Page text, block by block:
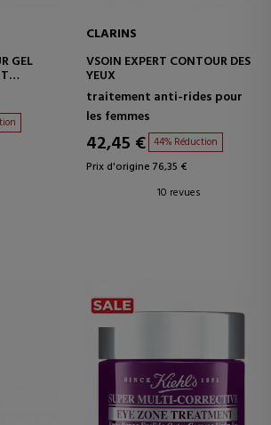
GEL
CLARINS
VSOIN EXPERT CONTOUR DES
YEUX
traitement anti-rides pour
les femmes
42,45 € 44% Réduction
Prix d'origine 76,35 €
10 revues